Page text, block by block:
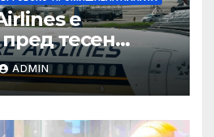
е
тесен
спечелване на
от
си от
залив
ADMIN